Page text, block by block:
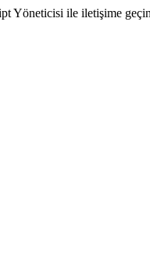
Yöneticisi ile iletişime